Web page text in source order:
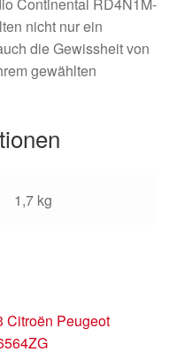
Continental RD4N1M-
nicht nur ein
die Gewissheit von
gewählten
1,7 kg